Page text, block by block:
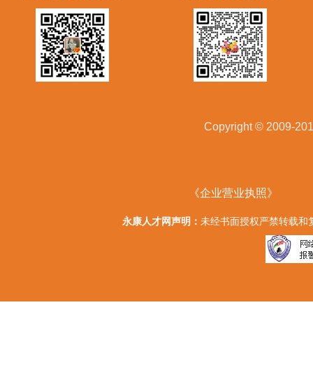
Copyright © 2009-
《企业营业执照》
永康人才网声明： 未经书面授权严禁转载和